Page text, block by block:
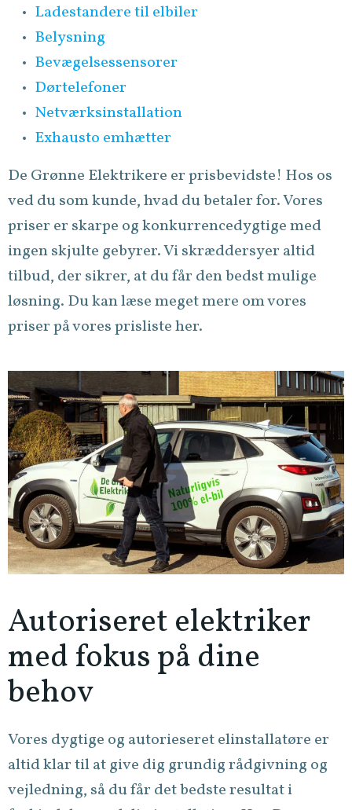
Ladestandere til elbiler
Belysning
Bevægelsessensorer
Dørtelefoner
Netværksinstallation
Exhausto emhætter
De Grønne Elektrikere er prisbevidste! Hos os
ved du som kunde, hvad du betaler for. Vores
priser er skarpe og konkurrencedygtige med
ingen skjulte gebyrer. Vi skræddersyer altid
tilbud, der sikrer, at du får den bedst mulige
løsning. Du kan læse meget mere om vores
priser på vores prisliste her.
Autoriseret elektriker
med fokus på dine
behov
Vores dygtige og autorieseret elinstallatøre er
altid klar til at give dig grundig rådgivning og
vejledning, så du får det bedste resultat i